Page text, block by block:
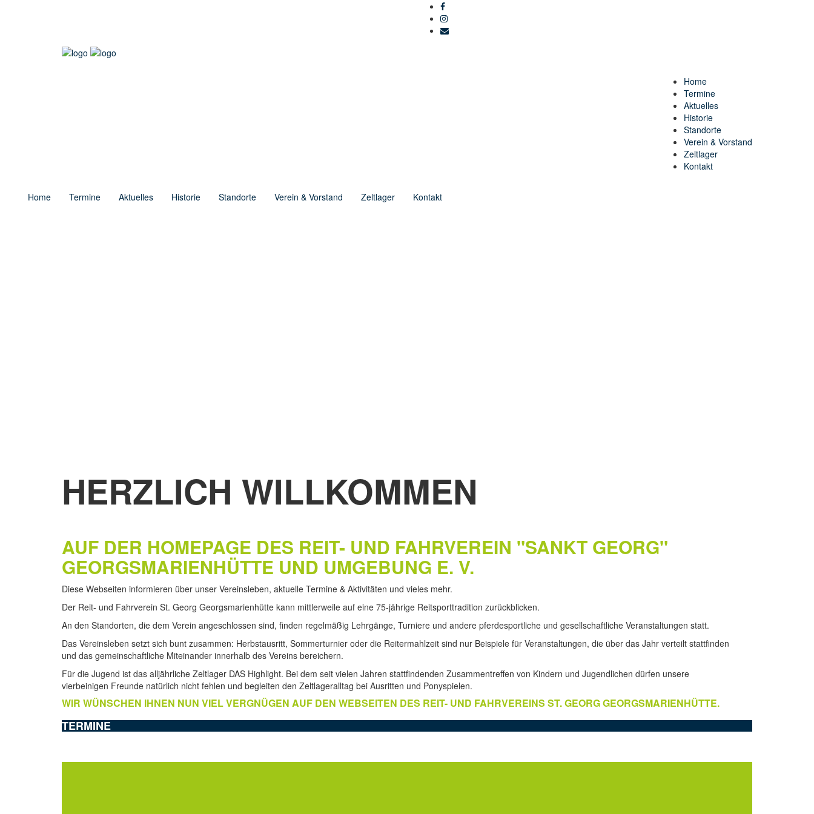
Home
Termine
Aktuelles
Historie
Standorte
Verein & Vorstand
Zeltlager
Kontakt
Home Termine Aktuelles Historie Standorte Verein & Vorstand Zeltlager Kontakt
HERZLICH WILLKOMMEN
AUF DER HOMEPAGE DES REIT- UND FAHRVEREIN "SANKT GEORG"
GEORGSMARIENHÜTTE UND UMGEBUNG E. V.
Diese Webseiten informieren über unser Vereinsleben, aktuelle Termine & Aktivitäten und vieles mehr.
Der Reit- und Fahrverein St. Georg Georgsmarienhütte kann mittlerweile auf eine 75-jährige Reitsporttradition zurückblicken.
An den Standorten, die dem Verein angeschlossen sind, finden regelmäßig Lehrgänge, Turniere und andere pferdesportliche und gesellschaftliche Veranstaltungen statt.
Das Vereinsleben setzt sich bunt zusammen: Herbstausritt, Sommerturnier oder die Reitermahlzeit sind nur Beispiele für Veranstaltungen, die über das Jahr verteilt stattfinden
und das gemeinschaftliche Miteinander innerhalb des Vereins bereichern.
Für die Jugend ist das alljährliche Zeltlager DAS Highlight. Bei dem seit vielen Jahren stattfindenden Zusammentreffen von Kindern und Jugendlichen dürfen unsere
vierbeinigen Freunde natürlich nicht fehlen und begleiten den Zeltlageralltag bei Ausritten und Ponyspielen.
WIR WÜNSCHEN IHNEN NUN VIEL VERGNÜGEN AUF DEN WEBSEITEN DES REIT- UND FAHRVEREINS ST. GEORG GEORGSMARIENHÜTTE.
TERMINE